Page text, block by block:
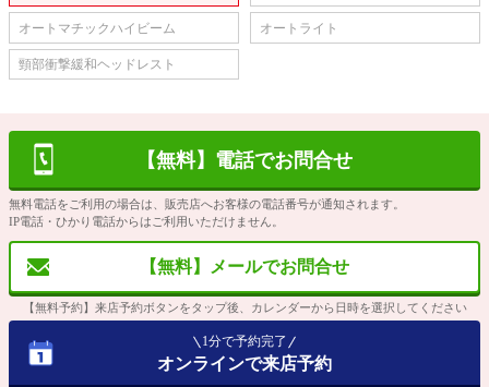
オートマチックハイビーム オートライト
頸部衝撃緩和ヘッドレスト
【無料】電話でお問合せ
無料電話をご利用の場合は、販売店へお客様の電話番号が通知されます。
IP電話・ひかり電話からはご利用いただけません。
【無料】メールでお問合せ
【無料予約】来店予約ボタンをタップ後、カレンダーから日時を選択してください
1分で予約完了
オンラインで来店予約